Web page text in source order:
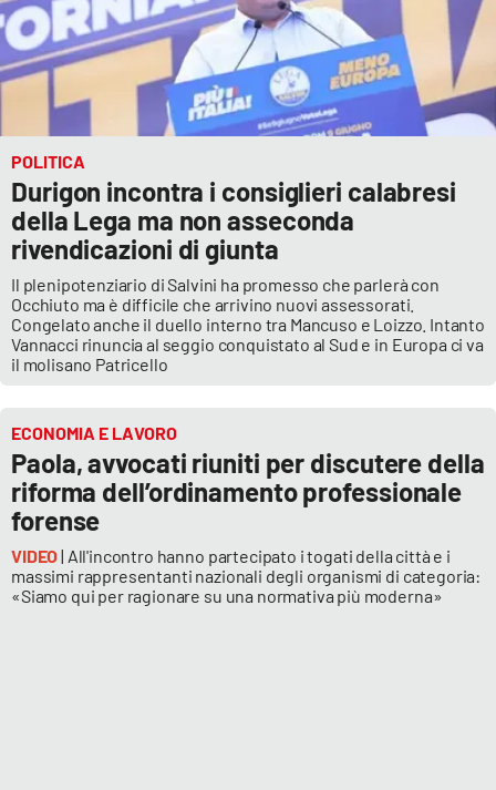
APP
Android
POLITICA
Durigon incontra i consiglieri calabresi
della Lega ma non asseconda
rivendicazioni di giunta
Il plenipotenziario di Salvini ha promesso che parlerà con
Occhiuto ma è difficile che arrivino nuovi assessorati.
Congelato anche il duello interno tra Mancuso e Loizzo. Intanto
Vannacci rinuncia al seggio conquistato al Sud e in Europa ci va
il molisano Patricello
ECONOMIA E LAVORO
Paola, avvocati riuniti per discutere della
riforma dell’ordinamento professionale
forense
VIDEO| All'incontro hanno partecipato i togati della città e i
massimi rappresentanti nazionali degli organismi di categoria:
«Siamo qui per ragionare su una normativa più moderna»